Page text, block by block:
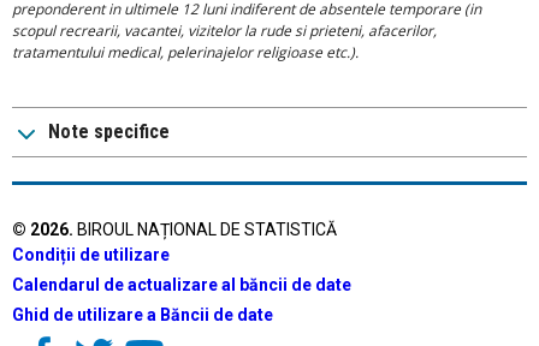
preponderent in ultimele 12 luni indiferent de absentele temporare (in
scopul recrearii, vacantei, vizitelor la rude si prieteni, afacerilor,
tratamentului medical, pelerinajelor religioase etc.).
Note specifice
© 2026. BIROUL NAȚIONAL DE STATISTICĂ
Condiții de utilizare
Calendarul de actualizare al băncii de date
Ghid de utilizare a Băncii de date